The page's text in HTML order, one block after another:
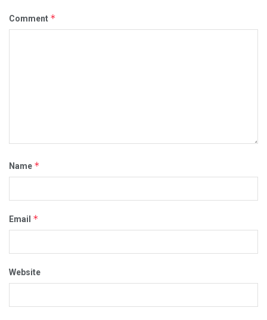
Comment *
Name *
Email *
Website